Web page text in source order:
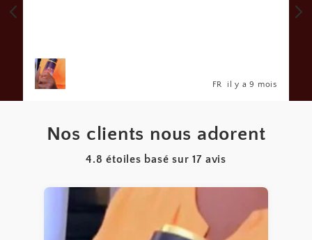
Nos clients nous adorent
4.8 étoiles basé sur17 avis
FR il y a 9 mois